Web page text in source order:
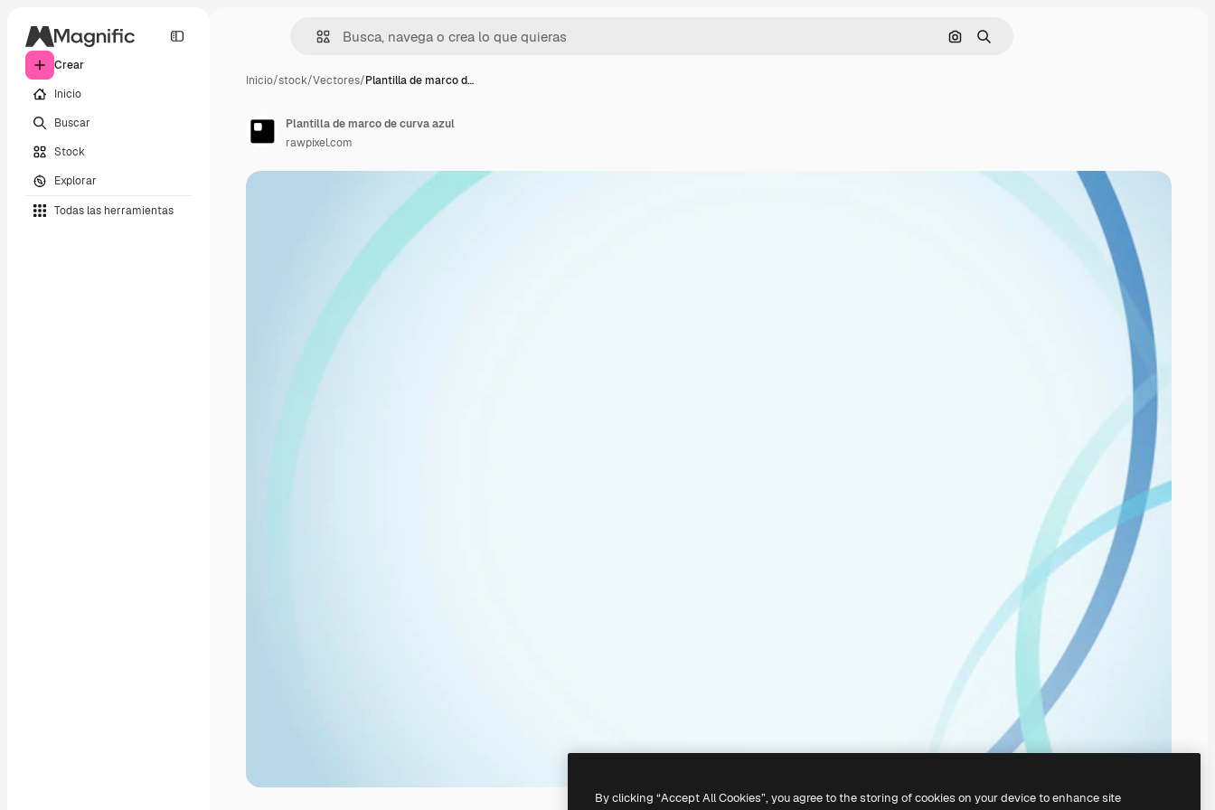
Crear
Inicio
Buscar
Stock
Explorar
Todas las herramientas
Buscar por imagen
Buscar
Inicio/stock/Vectores/Plantilla de marco d…
Plantilla de marco de curva azul
rawpixel.com
By clicking “Accept All Cookies”, you agree to the storing of cookies on your device to enhance site